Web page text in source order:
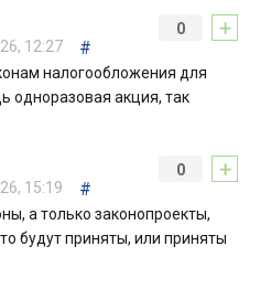
+
0
12:27
#
налогообложения для
одноразовая акция, так
+
0
15:19
#
а только законопроекты,
будут приняты, или приняты